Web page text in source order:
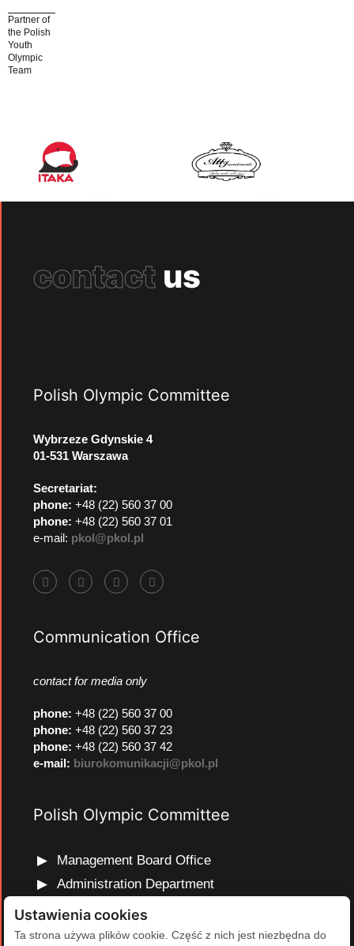
Partner of
the Polish
Youth
Olympic
Team
contact us
Polish Olympic Committee
Wybrzeze Gdynskie 4
01-531 Warszawa
Secretariat:
phone: +48 (22) 560 37 00
phone: +48 (22) 560 37 01
e-mail: pkol@pkol.pl
Communication Office
contact for media only
phone: +48 (22) 560 37 00
phone: +48 (22) 560 37 23
phone: +48 (22) 560 37 42
e-mail: biurokomunikacji@pkol.pl
Polish Olympic Committee
Management Board Office
Administration Department
Marketing and Communications Department
Olympic Education Department
Ustawienia cookies
Ta strona używa plików cookie. Część z nich jest niezbędna do